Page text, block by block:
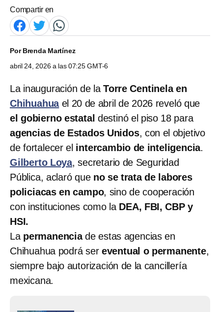
Compartir en
PorBrenda Martínez
abril 24, 2026 a las 07:25 GMT-6
La inauguración de la Torre Centinela en
Chihuahuael 20 de abril de 2026 reveló que
el gobierno estatal destinó el piso 18 para
agencias de Estados Unidos, con el objetivo
de fortalecer el intercambio de inteligencia.
Gilberto Loya, secretario de Seguridad
Pública, aclaró que no se trata de labores
policiacas en campo, sino de cooperación
con instituciones como la DEA, FBI, CBP y
HSI.
La permanenciade estas agencias en
Chihuahua podrá ser eventual o permanente,
siempre bajo autorización de la cancillería
mexicana.